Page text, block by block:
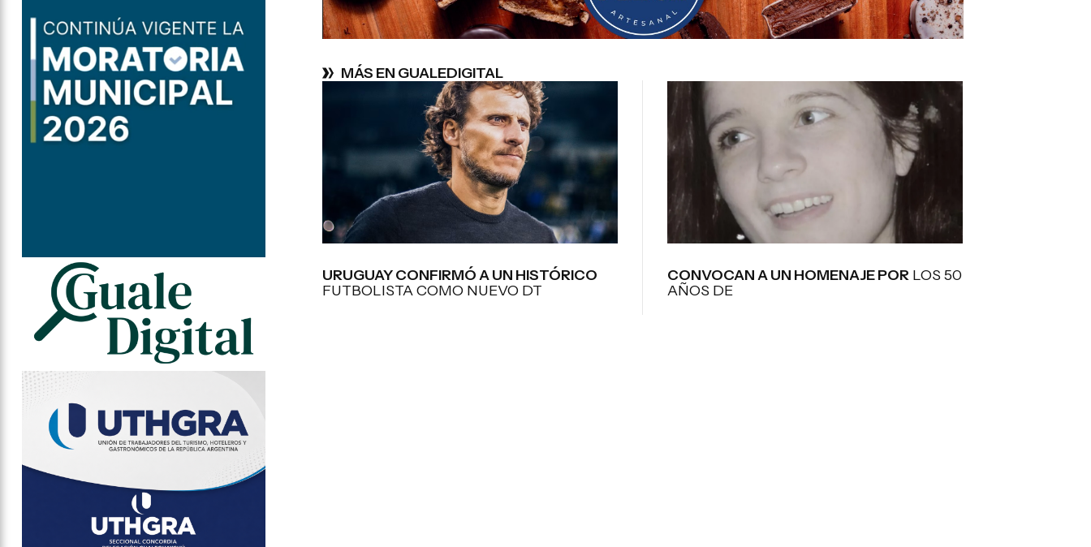
MÁS EN GUALEDIGITAL
URUGUAY CONFIRMÓ A UN HISTÓRICO
FUTBOLISTA COMO NUEVO DT
CONVOCAN A UN HOMENAJE POR LOS 50
AÑOS DE